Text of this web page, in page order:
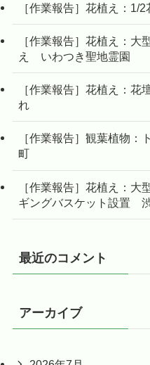
［作業報告］花植え：
［作業報告］花植え：
え いわつき聖地霊園
［作業報告］花植え：
れ
［作業報告］観葉植物
町
［作業報告］花植え：
ギングバスケット設置
最近のコメント
アーカイブ